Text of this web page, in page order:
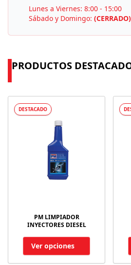
Lunes a Viernes: 8:00 - 15:00
Sábado y Domingo: (CERRADO)
PRODUCTOS
DESTACADO
PM LIMPIADOR
INYECTORES DIESEL
Ver opciones